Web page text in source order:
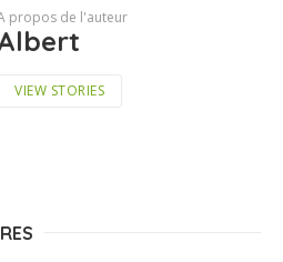
propos de l'auteur
VIEW STORIES